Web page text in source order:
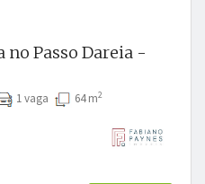
Passo Dareia -
1 vaga 64 m2